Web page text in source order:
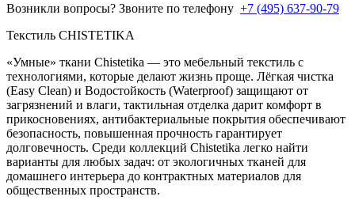
Возникли вопросы? Звоните по телефону +7 (495) 637-90-79
Текстиль CHISTETIKA
«Умные» ткани Chistetika — это мебельный текстиль с
технологиями, которые делают жизнь проще. Лёгкая чистка
(Easy Clean) и Водостойкость (Waterproof) защищают от
загрязнений и влаги, тактильная отделка дарит комфорт в
прикосновениях, антибактериальные покрытия обеспечивают
безопасность, повышенная прочность гарантирует
долговечность. Среди коллекций Chistetika легко найти
варианты для любых задач: от экологичных тканей для
домашнего интерьера до контрактных материалов для
общественных пространств.